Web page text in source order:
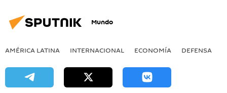
Mundo
AMÉRICA LATINA INTERNACIONAL ECONOMÍA DEFENSA